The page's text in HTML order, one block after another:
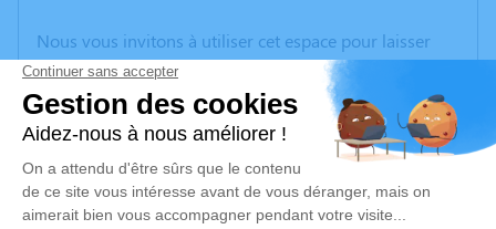
Nous vous invitons à utiliser cet espace pour laisser
vos condoléances, partager des photos souvenirs, une
anecdote ou exprimer vos pensées à travers des
poèmes ou des textes. Cet endroit est un lieu
d'expression dédié à honorer la mémoire de Michel
CICA.